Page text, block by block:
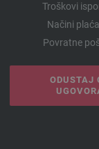
Troškovi
Načini
Povratne
ODUSTAJ